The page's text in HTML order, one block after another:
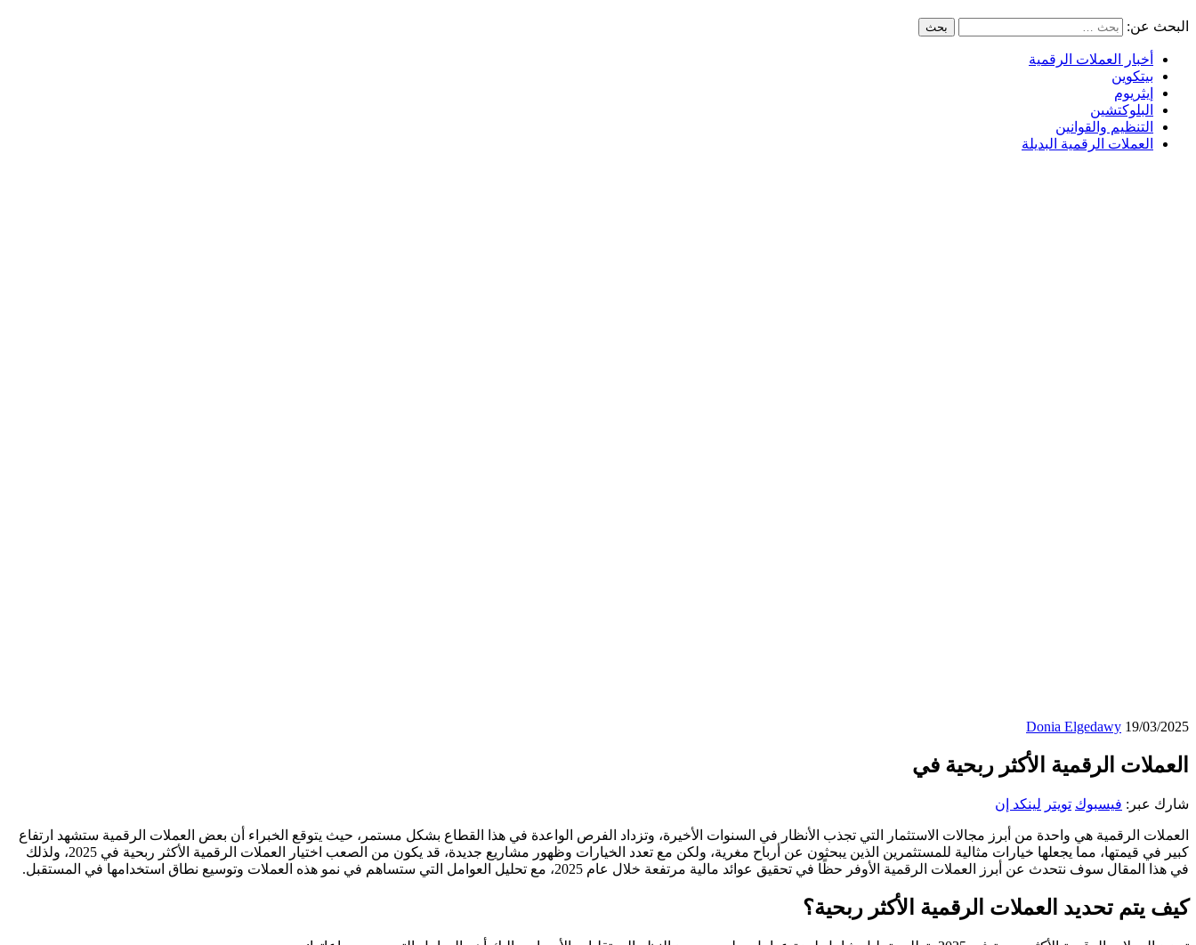
البحث عن:
أخبار العملات الرقمية
بيتكوين
إيثريوم
البلوكتشين
التنظيم والقوانين
العملات الرقمية البديلة
19/03/2025
Donia Elgedawy
العملات الرقمية الأكثر ربحية في
شارك عبر: فيسبوك تويتر لينكد إن
العملات الرقمية هي واحدة من أبرز مجالات الاستثمار التي تجذب الأنظار في السنوات الأخيرة، وتزداد الفرص الواعدة في هذا القطاع بشكل مستمر، حيث يتوقع الخبراء أن بعض العملات الرقمية ستشهد ارتفاع
كبير في قيمتها، مما يجعلها خيارات مثالية للمستثمرين الذين يبحثون عن أرباح مغرية، ولكن مع تعدد الخيارات وظهور مشاريع جديدة، قد يكون من الصعب اختيار العملات الرقمية الأكثر ربحية في 2025، ولذلك
في هذا المقال سوف نتحدث عن أبرز العملات الرقمية الأوفر حظًا في تحقيق عوائد مالية مرتفعة خلال عام 2025، مع تحليل العوامل التي ستساهم في نمو هذه العملات وتوسيع نطاق استخدامها في المستقبل.
كيف يتم تحديد العملات الرقمية الأكثر ربحية؟